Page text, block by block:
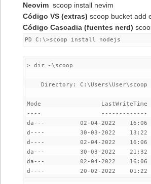
Neovimscoop install nevim
Código VS (extras) scoop bucket add
Código Cascadia (fuentes nerd)
PD C:\>scoop install
> dir ~\scoop
    Directory: C:\Users\User\scoop
-- -- -- -- -- -- -- -- -
da- --
02-04-2022    16:06
d- -- -
30-03-2022    13:22
d- -- -
02-04-2022    16:06
da- --
30-03-2022    21:32
da- --
02-04-2022    16:06
d- -- -
20-02-2022    01:22